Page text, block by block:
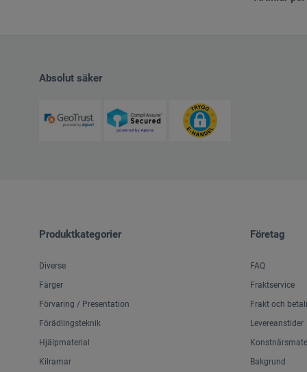
Absolut säker
Produktkategorier
Diverse
Färger
Förvaring / Presentation
Förädlingsteknik
Hjälpmaterial
Kilramar
Företag
FAQ
Fraktservice
Frakt och
Levereanstider
Bakgrund